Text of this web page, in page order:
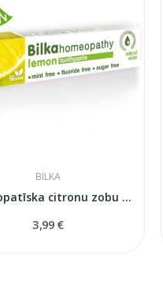
BILKA
Homeopatīska citronu zobu pasta
3,99 €